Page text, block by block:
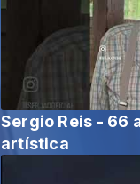
Sergio Reis - 66
artística